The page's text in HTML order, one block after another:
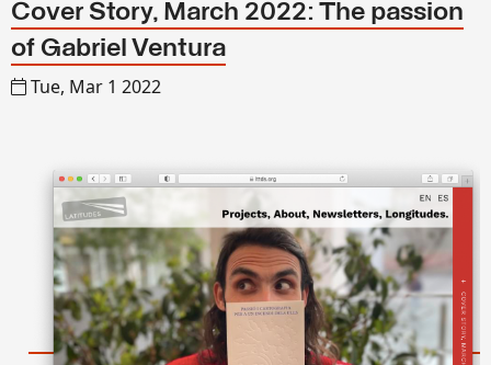
Cover Story, March 2022: The passion
of Gabriel Ventura
Tue, Mar 1 2022